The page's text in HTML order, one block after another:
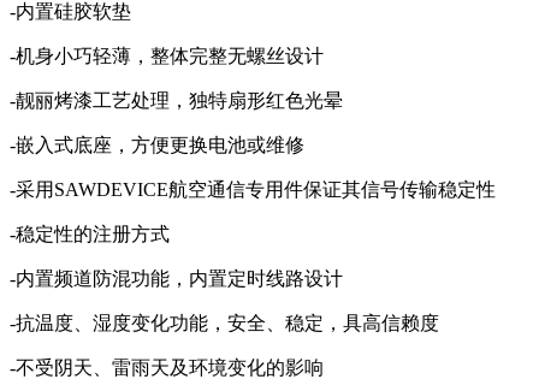
-内置硅胶软垫
-机身小巧轻薄，整体完整无螺丝设计
-靓丽烤漆工艺处理，独特扇形红色光晕
-嵌入式底座，方便更换电池或维修
-采用SAWDEVICE航空通信专用件保证其信号传输稳定性
-稳定性的注册方式
-内置频道防混功能，内置定时线路设计
-抗温度、湿度变化功能，安全、稳定，具高信赖度
-不受阴天、雷雨天及环境变化的影响